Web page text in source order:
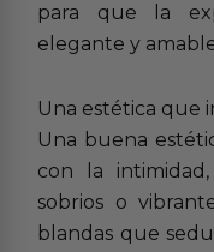
para que la
elegante y
Una estética que
Una buena
con la
sobrios o
blandas que